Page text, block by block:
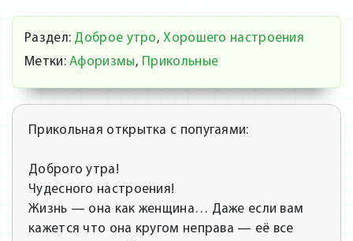
Раздел: Доброе утро,Хорошего настроения
Метки: Афоризмы, Прикольные
Прикольная открытка с попугаями:
Доброго утра!
Чудесного настроения!
Жизнь — она как женщина… Даже если вам
кажется что она кругом неправа — её все